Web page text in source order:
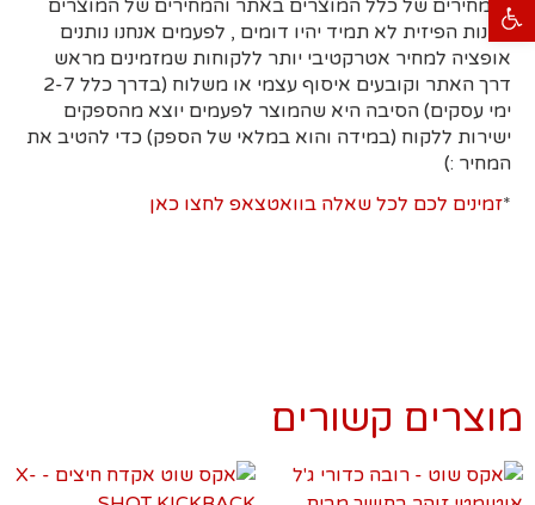
*המחירים של כלל המוצרים באתר והמחירים של המוצרים
בחנות הפיזית לא תמיד יהיו דומים , לפעמים אנחנו נותנים
אופציה למחיר אטרקטיבי יותר ללקוחות שמזמינים מראש
דרך האתר וקובעים איסוף עצמי או משלוח (בדרך כלל 2-7
ימי עסקים) הסיבה היא שהמוצר לפעמים יוצא מהספקים
ישירות ללקוח (במידה והוא במלאי של הספק) כדי להטיב את
המחיר :)
*זמינים לכם לכל שאלה בוואטצאפ לחצו כאן
מוצרים קשורים